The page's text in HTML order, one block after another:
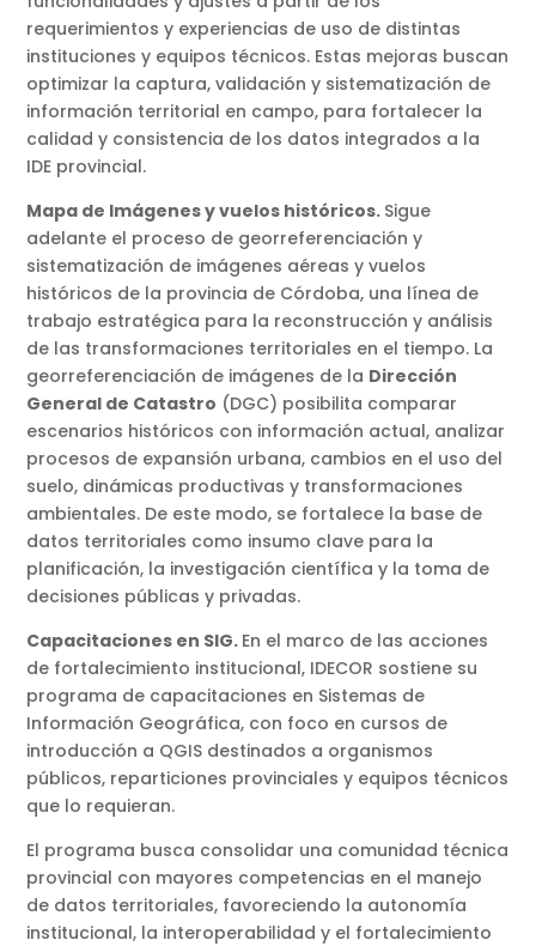
requerimientos y experiencias de uso de distintas
instituciones y equipos técnicos. Estas mejoras buscan
optimizar la captura, validación y sistematización de
información territorial en campo, para fortalecer la
calidad y consistencia de los datos integrados a la
IDE provincial.
Mapa de Imágenes y vuelos históricos. Sigue
adelante el proceso de georreferenciación y
sistematización de imágenes aéreas y vuelos
históricos de la provincia de Córdoba, una línea de
trabajo estratégica para la reconstrucción y análisis
de las transformaciones territoriales en el tiempo. La
georreferenciación de imágenes de la Dirección
General de Catastro (DGC) posibilita comparar
escenarios históricos con información actual, analizar
procesos de expansión urbana, cambios en el uso del
suelo, dinámicas productivas y transformaciones
ambientales. De este modo, se fortalece la base de
datos territoriales como insumo clave para la
planificación, la investigación científica y la toma de
decisiones públicas y privadas.
Capacitaciones en SIG. En el marco de las acciones
de fortalecimiento institucional, IDECOR sostiene su
programa de capacitaciones en Sistemas de
Información Geográfica, con foco en cursos de
introducción a QGIS destinados a organismos
públicos, reparticiones provinciales y equipos técnicos
que lo requieran.
El programa busca consolidar una comunidad técnica
provincial con mayores competencias en el manejo
de datos territoriales, favoreciendo la autonomía
institucional, la interoperabilidad y el fortalecimiento